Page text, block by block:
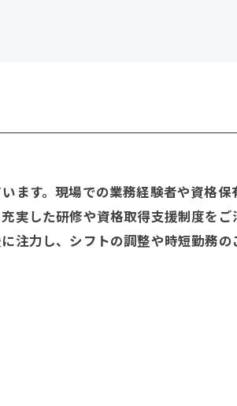
ます。現場での業務経験者や資格保
実した研修や資格取得支援制度をご
注力し、シフトの調整や時短勤務の